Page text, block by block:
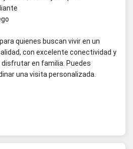
quienes buscan vivir en un
con excelente conectividad y
en familia. Puedes
una visita personalizada.